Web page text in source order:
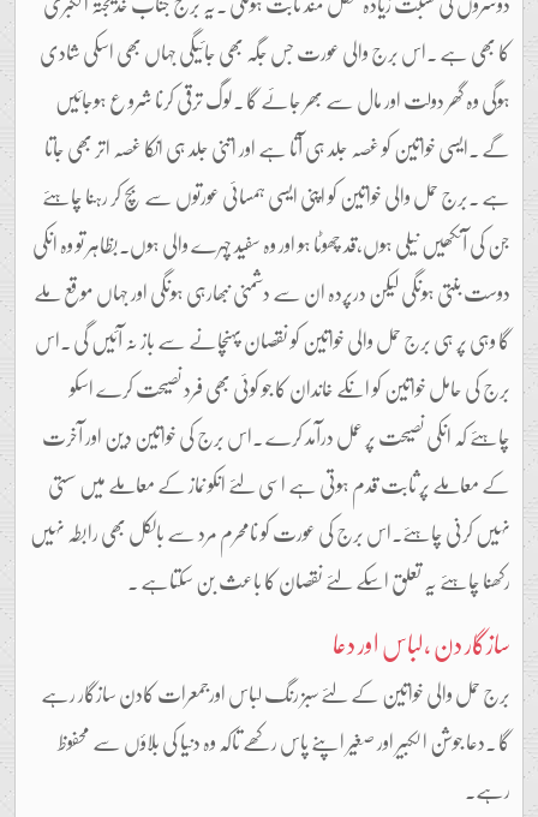
کا بھی ہے ۔اس برج والی عورت جس جگہ بھی جائیگی جہاں بھی اسکی شادی
ہوگی وہ گھر دولت اور مال سے بھر جائے گا ۔لوگ ترقی کرنا شرو ع ہوجائیں
گے ۔ایسی خواتین کو غصہ جلد ہی آتا ہے اور اتنی جلد ہی انکا غصہ اتر بھی جاتا
ہے ۔برج حمل والی خواتین کو اپنی ایسی ہمسائی عورتوں سے بچ کر رہنا چاہئے
جن کی آنکھیں نیلی ہوں،قد چھوٹا ہو اور وہ سفید چہرے والی ہوں۔بظاہر تو وہ انکی
دوست بنتی ہونگی لیکن درپردہ ان سے دشمنی نبھارہی ہونگی اور جہاں موقع ملے
گا وہی پر ہی برج حمل والی خواتین کو نقصان پہنچانے سے باز نہ آئیں گی ۔اس
برج کی حامل خواتین کو انکے خاندان کا جو کوئی بھی فرد نصیحت کرے اسکو
چاہئے کہ انکی نصیحت پر عمل درآمد کرے ۔اس برج کی خواتین دین اور آخرت
کے معاملے پر ثابت قدم ہوتی ہے اسی لئے انکو نماز کے معاملے میں سستی
نہیں کرنی چاہئے۔اس برج کی عورت کو نامحرم مرد سے بالکل بھی رابطہ نہیں
رکھنا چاہئے یہ تعلق اسکے لئے نقصان کا باعث بن سکتاہے ۔
سازگار دن ،لباس اور دعا
برج حمل والی خواتین کے لئے سبز رنگ لباس اورجمعرات کادن سازگار رہے
گا ۔دعا جوشن الکبیر اور صغیر اپنے پاس رکھے تاکہ وہ دنیا کی بلاؤں سے محفوظ
رہے۔